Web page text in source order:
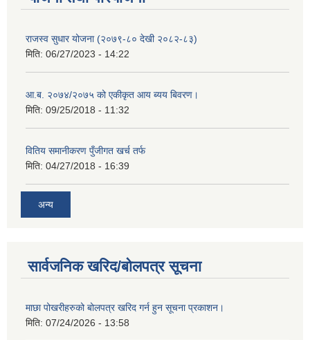
राजस्व सुधार योजना (२०७९-८० देखी २०८२-८३)
मिति: 06/27/2023 - 14:22
आ.ब. २०७४/२०७५ को एकीकृत आय ब्यय बिवरण।
मिति: 09/25/2018 - 11:32
वितिय समानीकरण पुँजीगत खर्च तर्फ
मिति: 04/27/2018 - 16:39
अन्य
सार्वजनिक खरिद/बोलपत्र सूचना
माछा पोखरीहरुको बोलपत्र खरिद गर्न हुन सूचना प्रकाशन।
मिति: 07/24/2026 - 13:58